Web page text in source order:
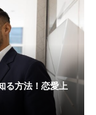
る方法！恋愛上